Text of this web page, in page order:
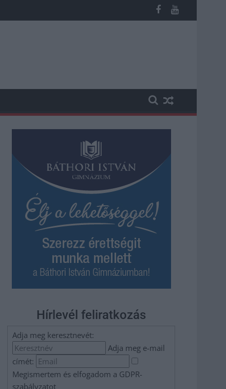
alakultak ki a menetrendhez képest, kimaradás is
Hírlevél feliratkozás
Adja meg keresztnevét:
Adja meg e-mail
címét:
Megismertem és elfogadom a GDPR-
szabályzatot